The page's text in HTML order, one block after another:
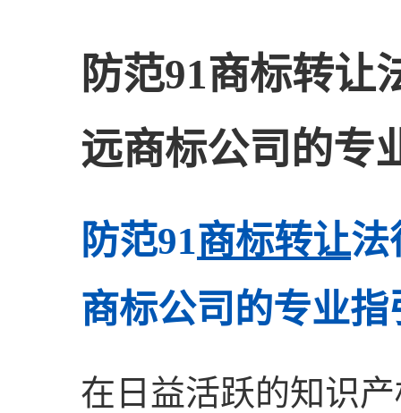
防范91商标转让
远商标公司的专
防范91商标转让法
商标公司的专业指
在日益活跃的知识